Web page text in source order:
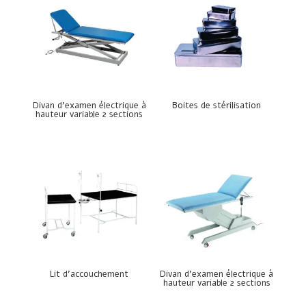
Divan d’examen électrique à
hauteur variable 2 sections
Boites de stérilisation
Lit d’accouchement Divan d’examen électrique à
hauteur variable 2 sections